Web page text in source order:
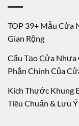
TOP 39+ Mẫu Cửa
Gian Rộng
Cấu Tạo Cửa Nhựa
Phận Chính Của
Kích Thước Khung
Tiêu Chuẩn & Lưu